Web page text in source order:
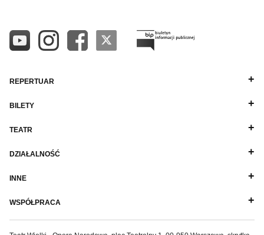
REPERTUAR
BILETY
TEATR
DZIAŁALNOŚĆ
INNE
WSPÓŁPRACA